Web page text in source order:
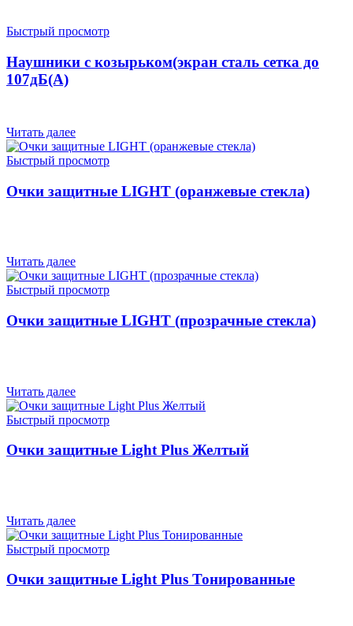
Быстрый просмотр
Наушники с козырьком(экран сталь сетка до
107дБ(A)
Читать далее
Быстрый просмотр
Очки защитные LIGHT (оранжевые стекла)
Читать далее
Быстрый просмотр
Очки защитные LIGHT (прозрачные стекла)
Читать далее
Быстрый просмотр
Очки защитные Light Plus Желтый
Читать далее
Быстрый просмотр
Очки защитные Light Plus Тонированные